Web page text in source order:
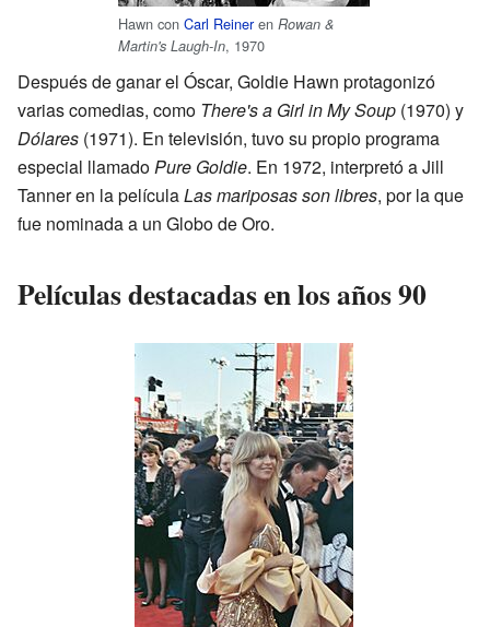
Hawn con Carl Reineren Rowan &
Martin's Laugh-In, 1970
Después de ganar el Óscar, Goldie Hawn protagonizó
varias comedias, como There's a Girl in My Soup (1970) y
Dólares (1971). En televisión, tuvo su propio programa
especial llamado Pure Goldie. En 1972, interpretó a Jill
Tanner en la películaLas mariposas son libres, por la que
fue nominada a un Globo de Oro.
Películas destacadas en los años 90